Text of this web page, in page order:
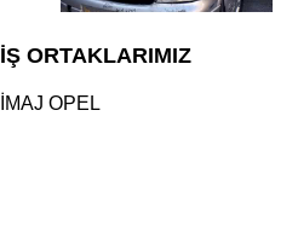
İŞ ORTAKLARIMIZ
İMAJ OPEL